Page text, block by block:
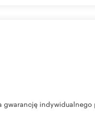
gwarancję